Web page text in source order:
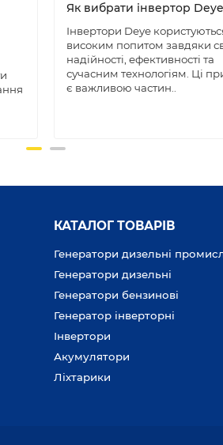
Як вибрати інвертор Deye
Інвертори Deye
високим попитом завдяки
надійності, ефективності та
сучасним технологіям. Ці
є важливою частин..
КАТАЛОГ ТОВАРІВ
Генератори дизельні
Генератори дизельні
Генератори бензинові
Генератор інверторні
Інвертори
Акумулятори
Ліхтарики